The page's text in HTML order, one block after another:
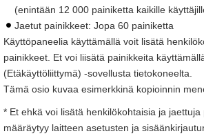
(enintään 12 000 painiketta kaikille
Jaetut painikkeet: Jopa 60 painiketta
Käyttöpaneelia käyttämällä voit lisätä
painikkeet. Et voi liisätä painikkeita
(Etäkäyttöliittymä) -sovellusta tietokoneelta.
Tämä osio kuvaa esimerkkinä kopioinnin
* Et ehkä voi lisätä henkilökohtaisia ja
määräytyy laitteen asetusten ja